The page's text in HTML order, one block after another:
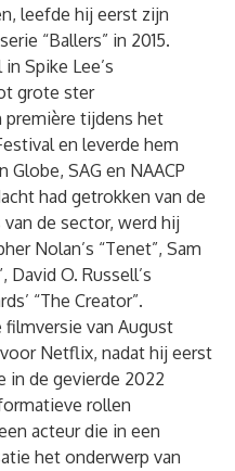
leefde hij eerst zijn
“Ballers” in 2015.
Spike Lee’s
grote ster
première tijdens het
en leverde hem
SAG en NAACP
had getrokken van de
de sector, werd hij
Nolan’s “Tenet”, Sam
David O. Russell’s
“The Creator”.
van August
voor Netflix, nadat hij eerst
in de gevierde 2022
rollen
acteur die in een
het onderwerp van